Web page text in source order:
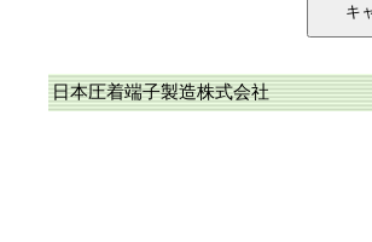
日本圧着端子製造株式会社